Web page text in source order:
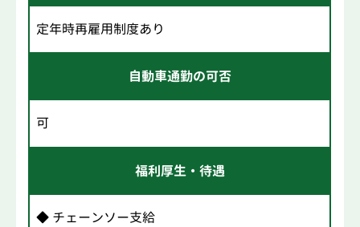
定年時再雇用制度あり
自動車通勤の可否
可
福利厚生・待遇
◆ チェーンソー支給